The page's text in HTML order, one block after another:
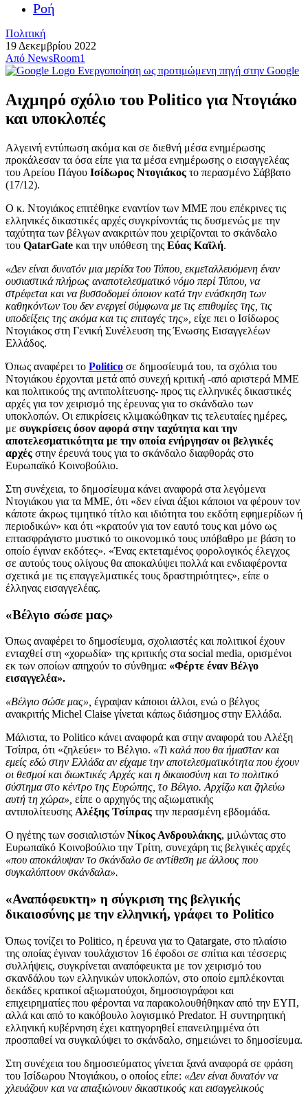
Ροή
Πολιτική
19 Δεκεμβρίου 2022
Από NewsRoom1
Ενεργοποίηση ως προτιμώμενη πηγή στην Google
Αιχμηρό σχόλιο του Politico για Ντογιάκο
και υποκλοπές
Αλγεινή εντύπωση ακόμα και σε διεθνή μέσα ενημέρωσης
προκάλεσαν τα όσα είπε για τα μέσα ενημέρωσης ο εισαγγελέας
του Αρείου Πάγου Ισίδωρος Ντογιάκος το περασμένο Σάββατο
(17/12).
Ο κ. Ντογιάκος επιτέθηκε εναντίον των ΜΜΕ που επέκρινες τις
ελληνικές δικαστικές αρχές συγκρίνοντάς τις δυσμενώς με την
ταχύτητα των βέλγων ανακριτών που χειρίζονται το σκάνδαλο
του QatarGate και την υπόθεση της Εύας Καϊλή.
«Δεν είναι δυνατόν μια μερίδα του Τύπου, εκμεταλλευόμενη έναν
ουσιαστικά πλήρως αναποτελεσματικό νόμο περί Τύπου, να
στρέφεται και να βυσσοδομεί όποιον κατά την ενάσκηση των
καθηκόντων του δεν ενεργεί σύμφωνα με τις επιθυμίες της, τις
υποδείξεις της ακόμα και τις επιταγές της», είχε πει ο Ισίδωρος
Ντογιάκος στη Γενική Συνέλευση της Ένωσης Εισαγγελέων
Ελλάδος.
Όπως αναφέρει το Politico σε δημοσίευμά του, τα σχόλια του
Ντογιάκου έρχονται μετά από συνεχή κριτική -από αριστερά ΜΜΕ
και πολιτικούς της αντιπολίτευσης- προς τις ελληνικές δικαστικές
αρχές για τον χειρισμό της έρευνας για το σκάνδαλο των
υποκλοπών. Οι επικρίσεις κλιμακώθηκαν τις τελευταίες ημέρες,
με συγκρίσεις όσον αφορά στην ταχύτητα και την
αποτελεσματικότητα με την οποία ενήργησαν οι βελγικές
αρχές στην έρευνά τους για το σκάνδαλο διαφθοράς στο
Ευρωπαϊκό Κοινοβούλιο.
Στη συνέχεια, το δημοσίευμα κάνει αναφορά στα λεγόμενα
Ντογιάκου για τα ΜΜΕ, ότι «δεν είναι άξιοι κάποιοι να φέρουν τον
κάποτε άκρως τιμητικό τίτλο και ιδιότητα του εκδότη εφημερίδων ή
περιοδικών» και ότι «κρατούν για τον εαυτό τους και μόνο ως
επτασφράγιστο μυστικό το οικονομικό τους υπόβαθρο με βάση το
οποίο έγιναν εκδότες». «Ένας εκτεταμένος φορολογικός έλεγχος
σε αυτούς τους ολίγους θα αποκαλύψει πολλά και ενδιαφέροντα
σχετικά με τις επαγγελματικές τους δραστηριότητες», είπε ο
έλληνας εισαγγελέας.
«Βέλγιο σώσε μας»
Όπως αναφέρει το δημοσίευμα, σχολιαστές και πολιτικοί έχουν
ενταχθεί στη «χορωδία» της κριτικής στα social media, ορισμένοι
εκ των οποίων απηχούν το σύνθημα: «Φέρτε έναν Βέλγο
εισαγγελέα».
«Βέλγιο σώσε μας», έγραψαν κάποιοι άλλοι, ενώ ο βέλγος
ανακριτής Michel Claise γίνεται κάπως διάσημος στην Ελλάδα.
Μάλιστα, το Politico κάνει αναφορά και στην αναφορά του Αλέξη
Τσίπρα, ότι «ζηλεύει» το Βέλγιο. «Τι καλά που θα ήμασταν και
εμείς εδώ στην Ελλάδα αν είχαμε την αποτελεσματικότητα που έχουν
οι θεσμοί και διωκτικές Αρχές και η δικαιοσύνη και το πολιτικό
σύστημα στο κέντρο της Ευρώπης, το Βέλγιο. Αρχίζω και ζηλεύω
αυτή τη χώρα», είπε ο αρχηγός της αξιωματικής
αντιπολίτευσης Αλέξης Τσίπρας την περασμένη εβδομάδα.
Ο ηγέτης των σοσιαλιστών Νίκος Ανδρουλάκης, μιλώντας στο
Ευρωπαϊκό Κοινοβούλιο την Τρίτη, συνεχάρη τις βελγικές αρχές
«που αποκάλυψαν το σκάνδαλο σε αντίθεση με άλλους που
συγκαλύπτουν σκάνδαλα».
«Αναπόφευκτη» η σύγκριση της βελγικής
δικαιοσύνης με την ελληνική, γράφει το Politico
Όπως τονίζει το Politico, η έρευνα για το Qatargate, στο πλαίσιο
της οποίας έγιναν τουλάχιστον 16 έφοδοι σε σπίτια και τέσσερις
συλλήψεις, συγκρίνεται αναπόφευκτα με τον χειρισμό του
σκανδάλου των ελληνικών υποκλοπών, στο οποίο εμπλέκονται
δεκάδες κρατικοί αξιωματούχοι, δημοσιογράφοι και
επιχειρηματίες που φέρονται να παρακολουθήθηκαν από την ΕΥΠ,
αλλά και από το κακόβουλο λογισμικό Predator. Η συντηρητική
ελληνική κυβέρνηση έχει κατηγορηθεί επανειλημμένα ότι
προσπαθεί να συγκαλύψει το σκάνδαλο, σημειώνει το δημοσίευμα.
Στη συνέχεια του δημοσιεύματος γίνεται ξανά αναφορά σε φράση
του Ισίδωρου Ντογιάκου, ο οποίος είπε: «Δεν είναι δυνατόν να
χλευάζουν και να απαξιώνουν δικαστικούς και εισαγγελικούς